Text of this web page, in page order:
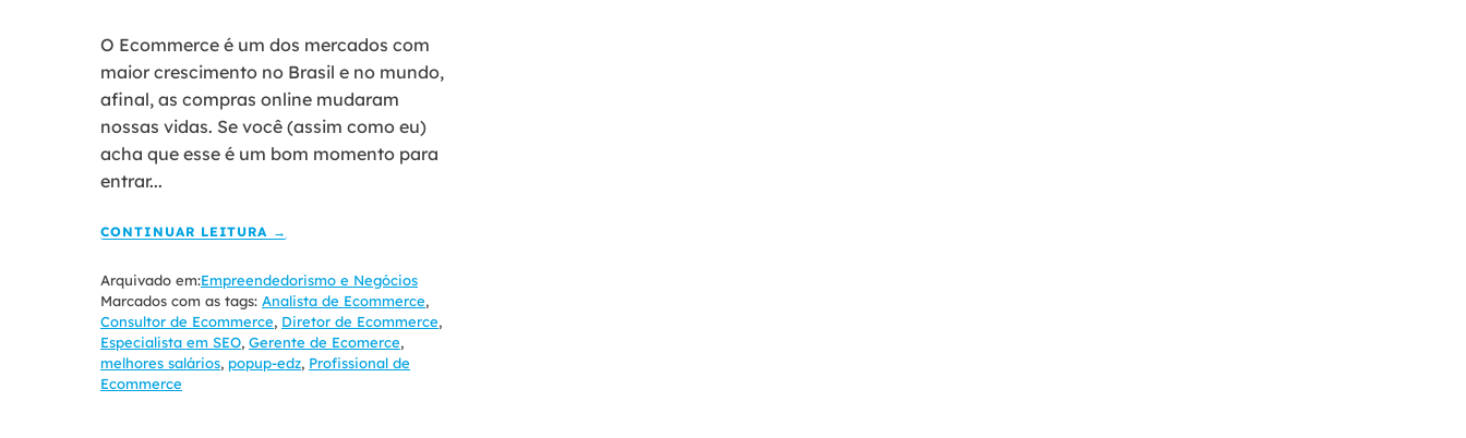
O Ecommerce é um dos mercados com
maior crescimento no Brasil e no mundo,
afinal, as compras online mudaram
nossas vidas. Se você (assim como eu)
acha que esse é um bom momento para
entrar...
CONTINUAR LEITURA →
Arquivado em:Empreendedorismo e Negócios
Marcados com as tags: Analista de Ecommerce,
Consultor de Ecommerce, Diretor de Ecommerce,
Especialista em SEO, Gerente de Ecomerce,
melhores salários, popup-edz, Profissional de
Ecommerce